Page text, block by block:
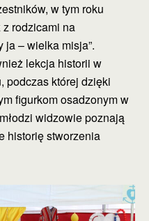
w tym roku
z rodzicami na
ja – wielka misja”.
lekcja historii w
podczas której dzięki
figurkom osadzonym w
widzowie poznają
historię stworzenia